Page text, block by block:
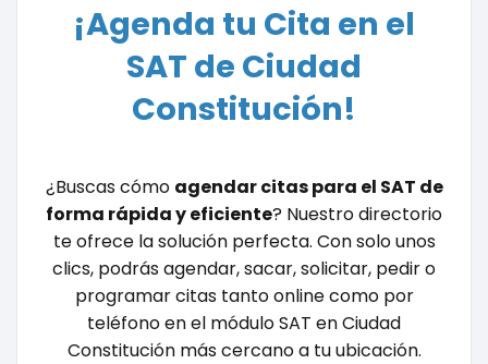
¡Agenda tu Cita en el
SAT de Ciudad
Constitución!
¿Buscas cómo agendar citas para el SAT de
forma rápida y eficiente? Nuestro directorio
te ofrece la solución perfecta. Con solo unos
clics, podrás agendar, sacar, solicitar, pedir o
programar citas tanto online como por
teléfono en el módulo SAT en Ciudad
Constitución más cercano a tu ubicación.